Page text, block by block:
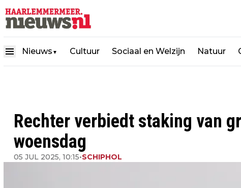
Nieuws ▼ Cultuur Sociaal en Welzijn Natuur
Rechter verbiedt staking van
woensdag
05 JUL 2025, 10:15•SCHIPHOL